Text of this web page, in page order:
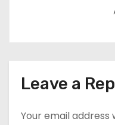
Leave a
Your email address